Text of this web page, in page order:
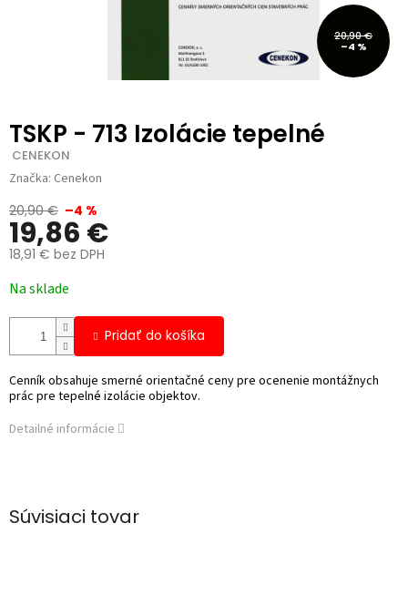
20,90 €
–4 %
TSKP - 713 Izolácie tepelné
CENEKON
Značka: Cenekon
20,90 € –4 %
19,86 €
18,91 € bez DPH
cena:
Na sklade
Pridať do košíka
Cenník obsahuje smerné orientačné ceny pre ocenenie montážnych
prác pre tepelné izolácie objektov.
Detailné informácie
Súvisiaci tovar